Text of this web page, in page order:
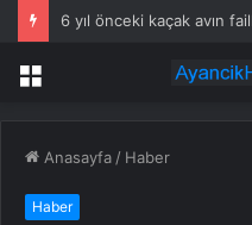
Menü
Anasayfa / Haber
Haber